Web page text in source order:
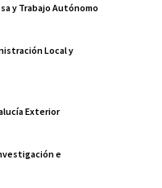
y Trabajo Autónomo
Local y
Exterior
e